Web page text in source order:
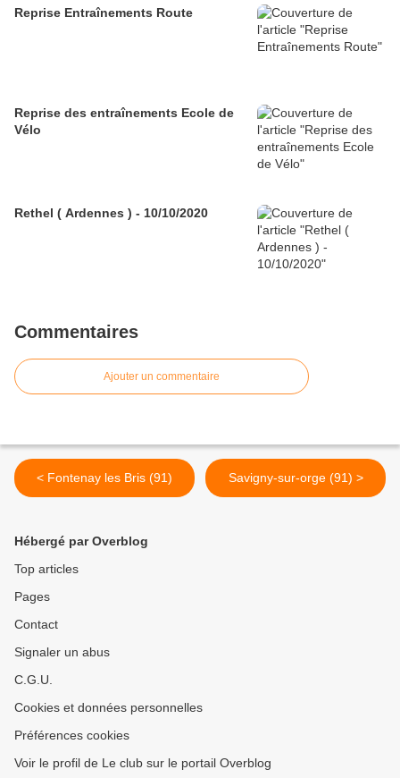
Reprise Entraînements Route
Reprise des entraînements Ecole de
Vélo
Rethel ( Ardennes ) - 10/10/2020
Commentaires
Ajouter un commentaire
< Fontenay les Bris (91) Savigny-sur-orge (91) >
Hébergé par Overblog
Top articles
Pages
Contact
Signaler un abus
C.G.U.
Cookies et données personnelles
Préférences cookies
Voir le profil de Le club sur le portail Overblog